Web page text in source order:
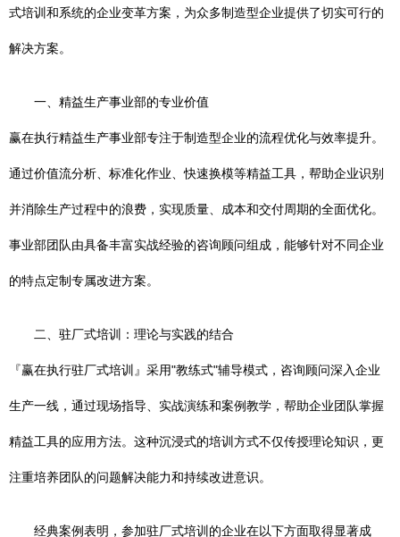
式培训和系统的企业变革方案，为众多制造型企业提供了切实可行的
解决方案。
一、精益生产事业部的专业价值
赢在执行精益生产事业部专注于制造型企业的流程优化与效率提升。
通过价值流分析、标准化作业、快速换模等精益工具，帮助企业识别
并消除生产过程中的浪费，实现质量、成本和交付周期的全面优化。
事业部团队由具备丰富实战经验的咨询顾问组成，能够针对不同企业
的特点定制专属改进方案。
二、驻厂式培训：理论与实践的结合
『赢在执行驻厂式培训』采用"教练式"辅导模式，咨询顾问深入企业
生产一线，通过现场指导、实战演练和案例教学，帮助企业团队掌握
精益工具的应用方法。这种沉浸式的培训方式不仅传授理论知识，更
注重培养团队的问题解决能力和持续改进意识。
经典案例表明，参加驻厂式培训的企业在以下方面取得显著成